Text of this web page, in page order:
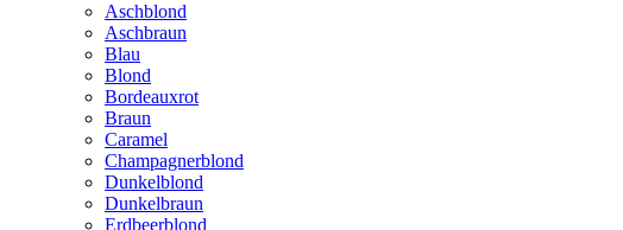
Aschblond
Aschbraun
Blau
Blond
Bordeauxrot
Braun
Caramel
Champagnerblond
Dunkelblond
Dunkelbraun
Erdbeerblond